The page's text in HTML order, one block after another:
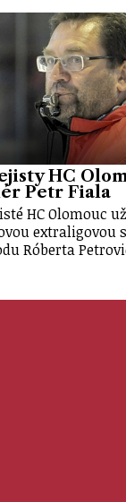
HC
Petr Fiala
HC Olomouc
extraligovou
Róberta